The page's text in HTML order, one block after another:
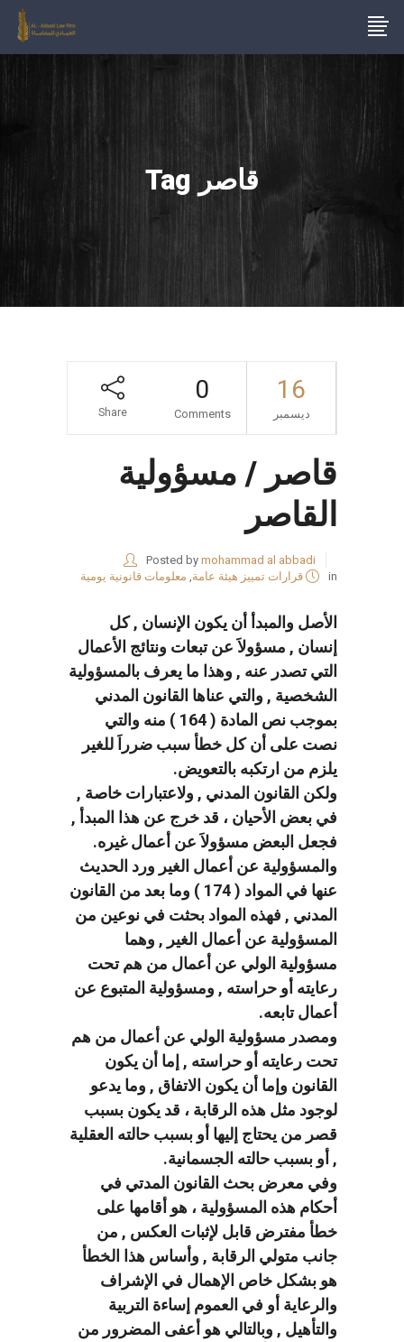
قاصر Tag
16
ديسمبر
0
Comments
Share
قاصر / مسؤولية
القاصر
Posted by mohammad al abbadi
in
قرارات تمييز هيئة عامة, معلومات قانونية يومية
الأصل والمبدأ أن يكون الإنسان , كل
إنسان , مسؤولاَ عن تبعات ونتائج الأعمال
التي تصدر عنه , وهذا ما يعرف بالمسؤولية
الشخصية , والتي عناها القانون المدني
بموجب نص المادة ( 164 ) منه والتي
نصت على أن كل خطأ سبب ضرراَ للغير
يلزم من ارتكبه بالتعويض.
ولكن القانون المدني , ولاعتبارات خاصة ,
في بعض الأحيان ، قد خرج عن هذا المبدأ ,
فجعل البعض مسؤولاَ عن أعمال غيره.
والمسؤولية عن أعمال الغير ورد الحديث
عنها في المواد ( 174 ) وما بعد من القانون
المدني , فهذه المواد بحثت في نوعين من
المسؤولية عن أعمال الغير , وهما
مسؤولية الولي عن أعمال من هم تحت
رعايته أو حراسته , ومسؤولية المتبوع عن
أعمال تابعه.
ومصدر مسؤولية الولي عن أعمال من هم
تحت رعايته أو حراسته , إما أن يكون
القانون وإما أن يكون الاتفاق , وما يدعو
لوجود مثل هذه الرقابة ، قد يكون بسبب
قصر من يحتاج إليها أو بسبب حالته العقلية
, أو بسبب حالته الجسمانية.
وفي معرض بحث القانون المدتي في
أحكام هذه المسؤولية ، هو أقامها على
خطأ مفترض قابل لإثبات العكس , من
جانب متولي الرقابة , وأساس هذا الخطأ
هو بشكل خاص الإهمال في الإشراف
والرعاية أو في العموم إساءة التربية
والتأهيل , وبالتالي هو أعفى المضرور من